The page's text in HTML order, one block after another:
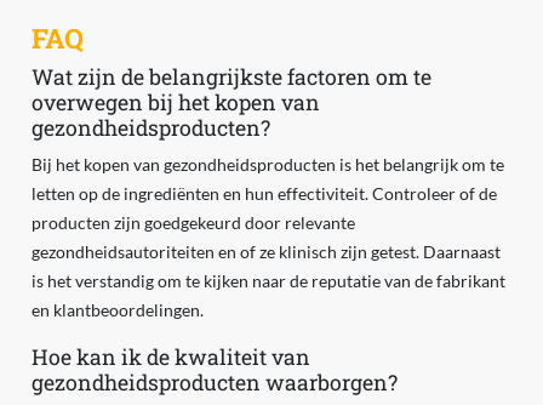
FAQ
Wat zijn de belangrijkste factoren om te
overwegen bij het kopen van
gezondheidsproducten?
Bij het kopen van gezondheidsproducten is het belangrijk om te
letten op de ingrediënten en hun effectiviteit. Controleer of de
producten zijn goedgekeurd door relevante
gezondheidsautoriteiten en of ze klinisch zijn getest. Daarnaast
is het verstandig om te kijken naar de reputatie van de fabrikant
en klantbeoordelingen.
Hoe kan ik de kwaliteit van
gezondheidsproducten waarborgen?